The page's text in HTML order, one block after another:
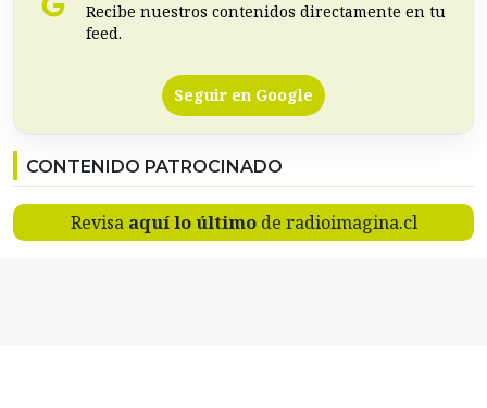
Recibe nuestros contenidos directamente en tu
feed.
Seguir en Google
CONTENIDO PATROCINADO
Revisa aquí lo últimode radioimagina.cl